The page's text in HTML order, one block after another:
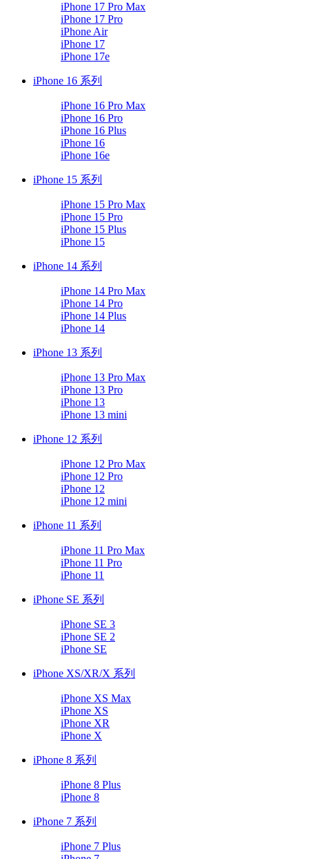
iPhone 17 Pro Max
iPhone 17 Pro
iPhone Air
iPhone 17
iPhone 17e
iPhone 16 系列
iPhone 16 Pro Max
iPhone 16 Pro
iPhone 16 Plus
iPhone 16
iPhone 16e
iPhone 15 系列
iPhone 15 Pro Max
iPhone 15 Pro
iPhone 15 Plus
iPhone 15
iPhone 14 系列
iPhone 14 Pro Max
iPhone 14 Pro
iPhone 14 Plus
iPhone 14
iPhone 13 系列
iPhone 13 Pro Max
iPhone 13 Pro
iPhone 13
iPhone 13 mini
iPhone 12 系列
iPhone 12 Pro Max
iPhone 12 Pro
iPhone 12
iPhone 12 mini
iPhone 11 系列
iPhone 11 Pro Max
iPhone 11 Pro
iPhone 11
iPhone SE 系列
iPhone SE 3
iPhone SE 2
iPhone SE
iPhone XS/XR/X 系列
iPhone XS Max
iPhone XS
iPhone XR
iPhone X
iPhone 8 系列
iPhone 8 Plus
iPhone 8
iPhone 7 系列
iPhone 7 Plus